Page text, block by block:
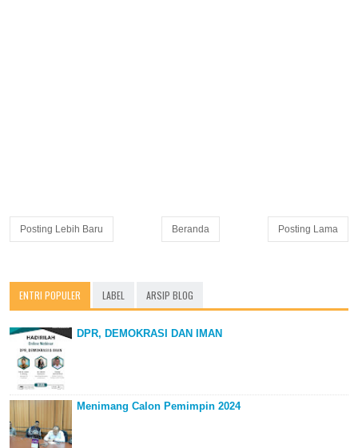
Posting Lebih Baru Posting Lama
Beranda
ENTRI POPULER LABEL ARSIP BLOG
DPR, DEMOKRASI DAN IMAN
Menimang Calon Pemimpin 2024